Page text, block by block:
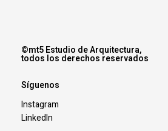
©mt5 Estudio de Arquitectura,
todos los derechos reservados
Síguenos
Instagram
LinkedIn